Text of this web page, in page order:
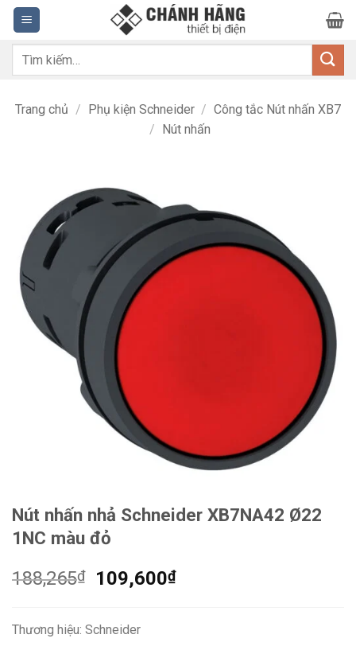
Bỏ
qua
nội
dung
Tìm
Trang chủ / Phụ kiện Schneider / Công tắc Nút nhấn XB7
/ Nút nhấn
Nút nhấn nhả Schneider XB7NA42 Ø22
1NC màu đỏ
188,265₫
Giá
188,265₫.
109,600₫Giá
Thương hiệu: Schneider